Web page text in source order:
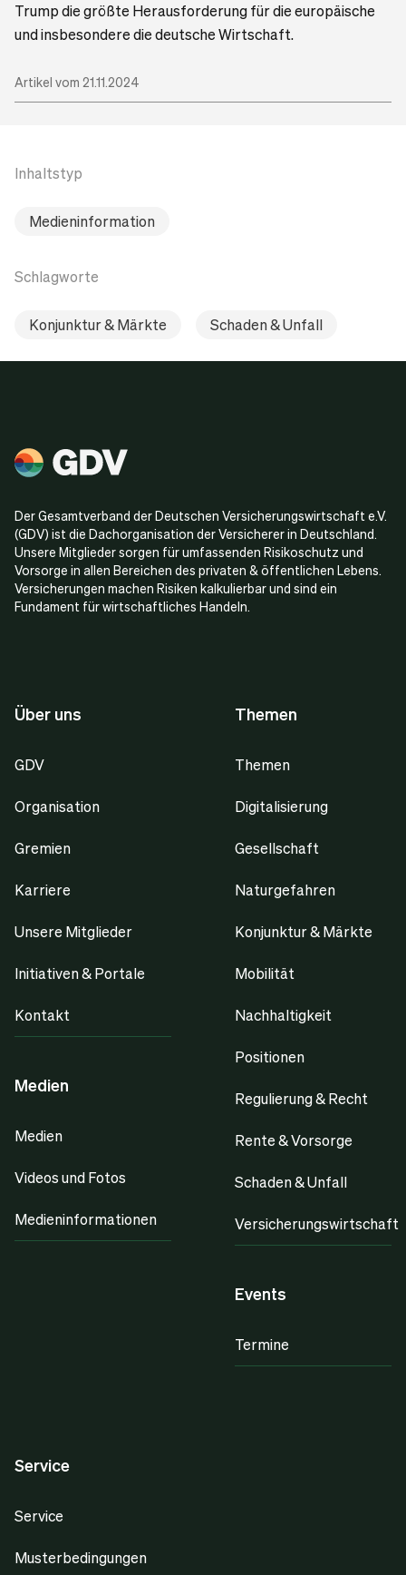
Trump die größte Herausforderung für die europäische
und insbesondere die deutsche Wirtschaft.
Artikel vom 21.11.2024
Inhaltstyp
Medieninformation
Schlagworte
Konjunktur & Märkte Schaden & Unfall
Der Gesamtverband der Deutschen Versicherungswirtschaft e.V.
(GDV) ist die Dachorganisation der Versicherer in Deutschland.
Unsere Mitglieder sorgen für umfassenden Risikoschutz und
Vorsorge in allen Bereichen des privaten & öffentlichen Lebens.
Versicherungen machen Risiken kalkulierbar und sind ein
Fundament für wirtschaftliches Handeln.
Über uns
GDV
Organisation
Gremien
Karriere
Unsere Mitglieder
Initiativen & Portale
Kontakt
Medien
Medien
Videos und Fotos
Medieninformationen
Themen
Themen
Digitalisierung
Gesellschaft
Naturgefahren
Konjunktur & Märkte
Mobilität
Nachhaltigkeit
Positionen
Regulierung & Recht
Rente & Vorsorge
Schaden & Unfall
Versicherungswirtschaft
Events
Termine
Service
Service
Musterbedingungen